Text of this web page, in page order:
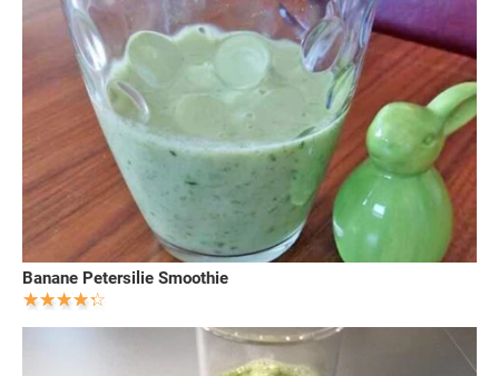
Banane Petersilie Smoothie